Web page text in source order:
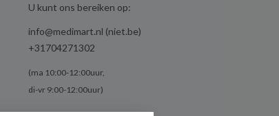
U kunt ons bereiken op:
info@medimart.nl (niet.be)
+31704271302
(ma 10:00-12:00uur,
di-vr 9:00-12:00uur)